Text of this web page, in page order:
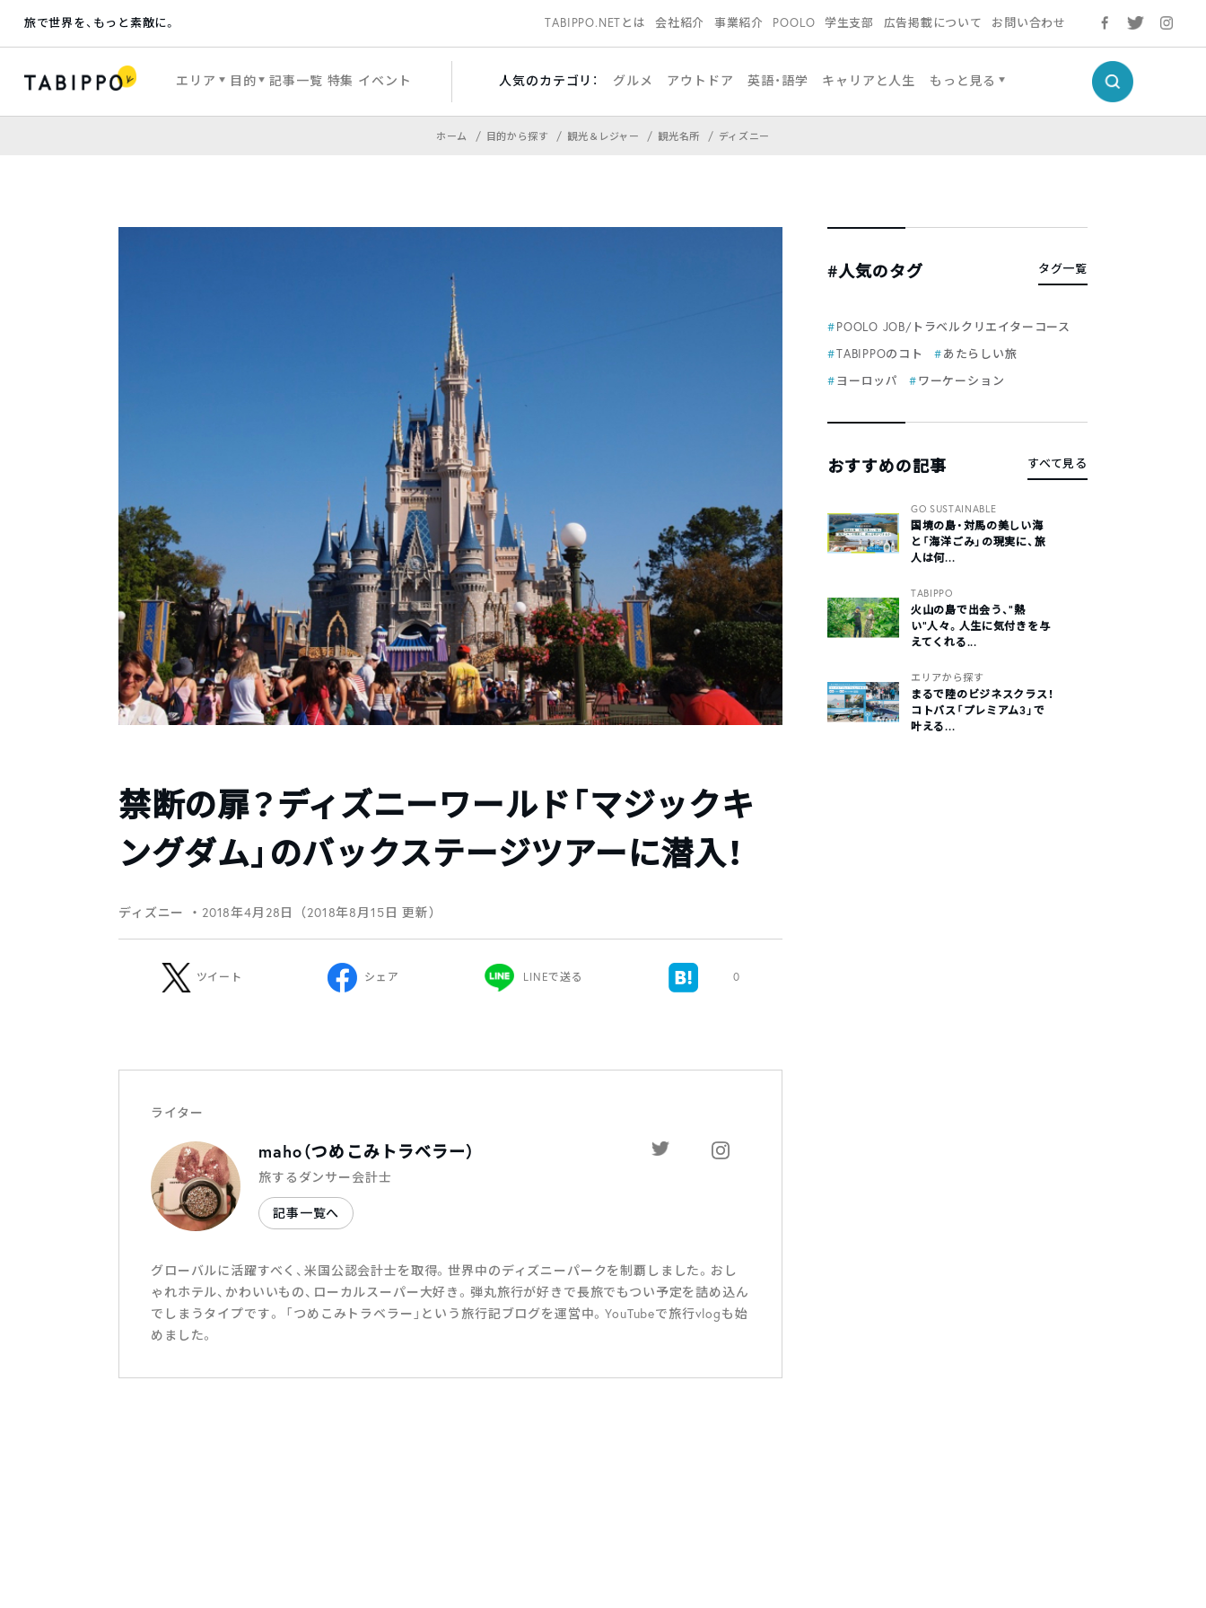
旅で世界を、もっと素敵に。 TABIPPO.NETとは 会社紹介 事業紹介 POOLO 学生支部 広告掲載について お問い合わせ
エリア 目的 記事一覧 特集 イベント 人気のカテゴリ： グルメ アウトドア 英語・語学 キャリアと人生 もっと見る
ホーム 目的から探す 観光＆レジャー 観光名所 ディズニー
禁断の扉？ディズニーワールド「マジックキ
ングダム」のバックステージツアーに潜入！
ディズニー ・2018年4月28日（2018年8月15日 更新）
ツイート シェア LINEで送る 0
ライター
maho（つめこみトラベラー）
旅するダンサー会計士
記事一覧へ
グローバルに活躍すべく、米国公認会計士を取得。世界中のディズニーパークを制覇しました。おし
ゃれホテル、かわいいもの、ローカルスーパー大好き。弾丸旅行が好きで長旅でもつい予定を詰め込ん
でしまうタイプです。 「つめこみトラベラー」という旅行記ブログを運営中。YouTubeで旅行vlogも始
めました。
#人気のタグ タグ一覧
POOLO JOB/トラベルクリエイターコース
TABIPPOのコト
あたらしい旅
ヨーロッパ
ワーケーション
おすすめの記事 すべて見る
GO SUSTAINABLE
国境の島・対馬の美しい海
と「海洋ごみ」の現実に、旅
人は何...
TABIPPO
火山の島で出会う、“熱
い“人々。人生に気付きを与
えてくれる...
エリアから探す
まるで陸のビジネスクラス！
コトバス「プレミアム3」で
叶える...